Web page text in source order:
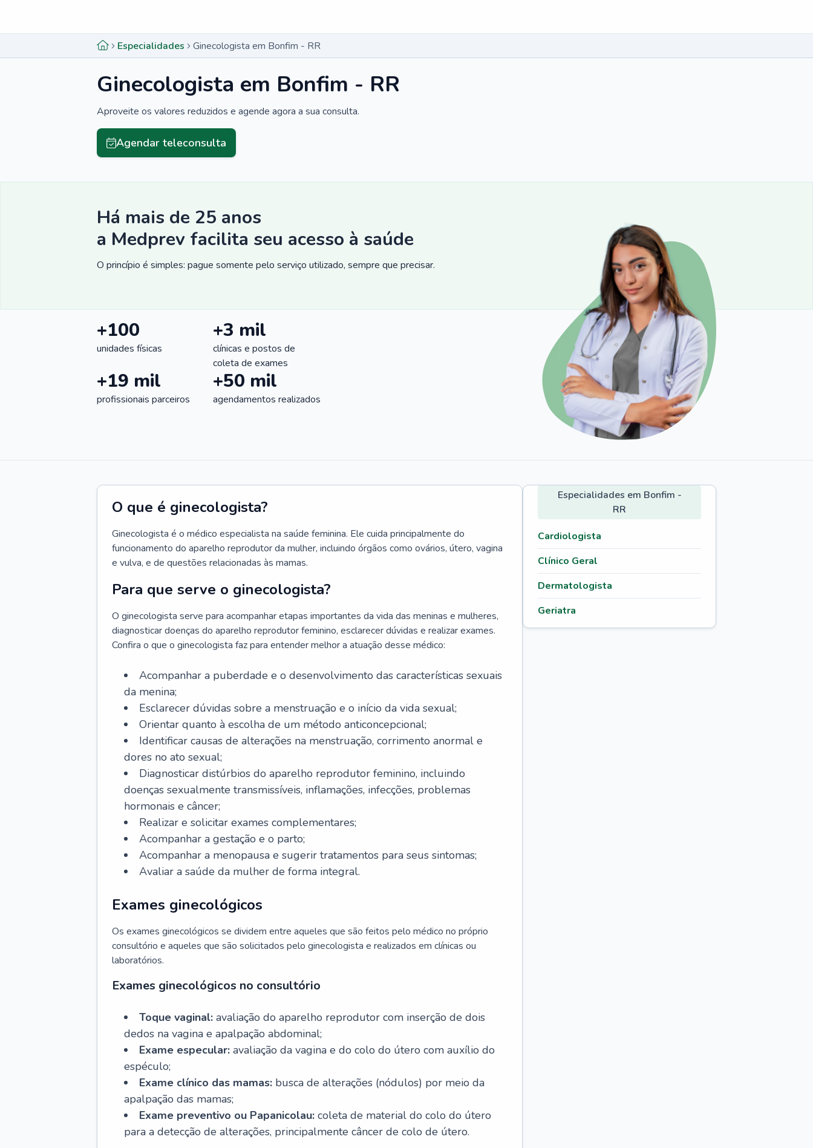
Especialidades Ginecologista em Bonfim - RR
Ginecologista em Bonfim - RR
Aproveite os valores reduzidos e agende agora a sua consulta.
Agendar teleconsulta
Há mais de 25 anos
a Medprev facilita seu acesso à saúde
O princípio é simples: pague somente pelo serviço utilizado, sempre que precisar.
+100
unidades físicas
+3 mil
clínicas e postos de
coleta de exames
+19 mil
profissionais parceiros
+50 mil
agendamentos realizados
O que é ginecologista?
Ginecologista é o médico especialista na saúde feminina. Ele cuida principalmente do
funcionamento do aparelho reprodutor da mulher, incluindo órgãos como ovários, útero, vagina
e vulva, e de questões relacionadas às mamas.
Para que serve o ginecologista?
O ginecologista serve para acompanhar etapas importantes da vida das meninas e mulheres,
diagnosticar doenças do aparelho reprodutor feminino, esclarecer dúvidas e realizar exames.
Confira o que o ginecologista faz para entender melhor a atuação desse médico:
Acompanhar a puberdade e o desenvolvimento das características sexuais
da menina;
Esclarecer dúvidas sobre a menstruação e o início da vida sexual;
Orientar quanto à escolha de um método anticoncepcional;
Identificar causas de alterações na menstruação, corrimento anormal e
dores no ato sexual;
Diagnosticar distúrbios do aparelho reprodutor feminino, incluindo
doenças sexualmente transmissíveis, inflamações, infecções, problemas
hormonais e câncer;
Realizar e solicitar exames complementares;
Acompanhar a gestação e o parto;
Acompanhar a menopausa e sugerir tratamentos para seus sintomas;
Avaliar a saúde da mulher de forma integral.
Exames ginecológicos
Os exames ginecológicos se dividem entre aqueles que são feitos pelo médico no próprio
consultório e aqueles que são solicitados pelo ginecologista e realizados em clínicas ou
laboratórios.
Exames ginecológicos no consultório
Toque vaginal: avaliação do aparelho reprodutor com inserção de dois
dedos na vagina e apalpação abdominal;
Exame especular: avaliação da vagina e do colo do útero com auxílio do
espéculo;
Exame clínico das mamas: busca de alterações (nódulos) por meio da
apalpação das mamas;
Exame preventivo ou Papanicolau: coleta de material do colo do útero
para a detecção de alterações, principalmente câncer de colo de útero.
Especialidades em Bonfim -
RR
Cardiologista
Clínico Geral
Dermatologista
Geriatra